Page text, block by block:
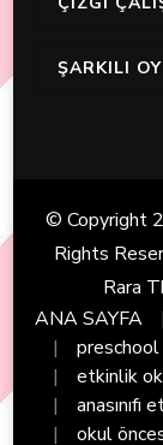
ŞARKILI
© Copyright
Rights
Rara
ANA SAYFA
etkinlik
anasınıfı
okul